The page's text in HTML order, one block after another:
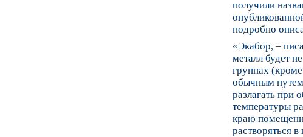
получили
подробно
«Экабор, –
металл будет
группах
обычным путем
разлагать при
температуры
краю
растворяться в